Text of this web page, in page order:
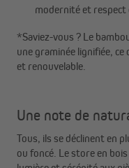
modernité et respect
*Saviez-vous ? Le
une graminée lignifiée,
et renouvelable.
Une note de
Tous, ils se déclinent en
ou foncé. Le store en